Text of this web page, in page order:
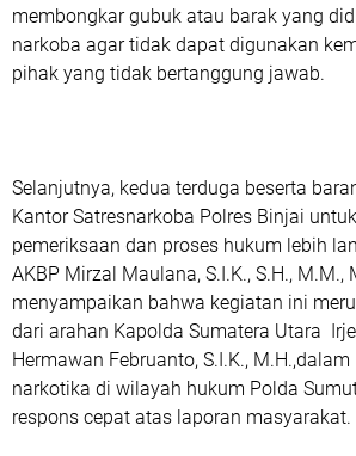
membongkar gubuk atau barak yang
narkoba agar tidak dapat digunakan
pihak yang tidak bertanggung jawab.
Selanjutnya, kedua terduga beserta
Kantor Satresnarkoba Polres Binjai
pemeriksaan dan proses hukum lebih
AKBP Mirzal Maulana, S.I.K., S.H., M.M.,
menyampaikan bahwa kegiatan ini
dari arahan Kapolda Sumatera Utara
Hermawan Februanto, S.I.K.,
narkotika di wilayah hukum Polda
respons cepat atas laporan masyarakat.